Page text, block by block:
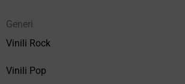
Generi
Vinili Rock
Vinili Pop